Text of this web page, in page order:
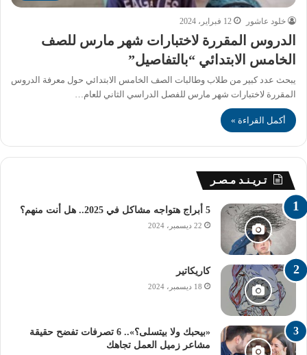
خلود عاشور 12 فبراير، 2024
الدروس المقررة لاختبارات شهر مارس للصف
الخامس الابتدائي “بالتفاصيل”
يبحث عدد كبير من طلاب وطالبات الصف الخامس الابتدائي حول معرفة الدروس
المقررة لاختبارات شهر مارس للفصل الدراسي الثاني للعام…
أكمل القراءة »
تـريـنـد مـصـر
5 أبراج هتواجه مشاكل في 2025.. هل أنت منهم؟
22 ديسمبر، 2024
كاريكاتير
18 ديسمبر، 2024
«بيحبك ولا بيتسلى؟».. 6 تصرفات تفضح حقيقة
مشاعر زميل العمل تجاهك